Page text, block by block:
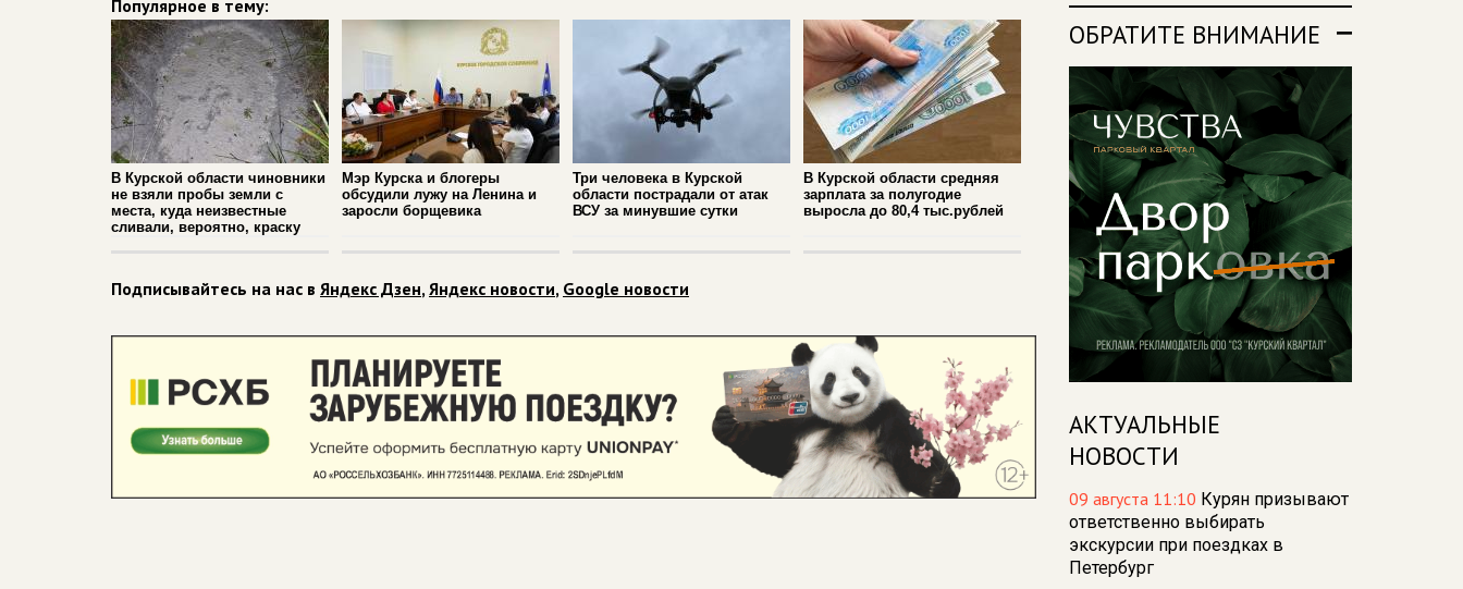
Популярное в тему:
В Курской области чиновники
не взяли пробы земли с
места, куда неизвестные
сливали, вероятно, краску
Мэр Курска и блогеры
обсудили лужу на Ленина и
заросли борщевика
Три человека в Курской
области пострадали от атак
ВСУ за минувшие сутки
В Курской области средняя
зарплата за полугодие
выросла до 80,4 тыс.рублей
Подписывайтесь на нас в Яндекс Дзен,Яндекс новости, Google новости
ОБРАТИТЕ ВНИМАНИЕ
АКТУАЛЬНЫЕ
НОВОСТИ
09 августа 11:10 Курян призывают
ответственно выбирать
экскурсии при поездках в
Петербург